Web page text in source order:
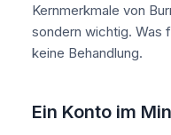
Kernmerkmale von
sondern wichtig. Was
keine Behandlung.
Ein Konto im